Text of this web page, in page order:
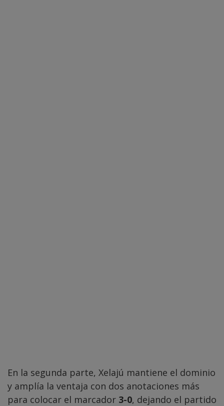
En la segunda parte, Xelajú mantiene el dominio
y amplía la ventaja con dos anotaciones más
para colocar el marcador 3-0, dejando el partido